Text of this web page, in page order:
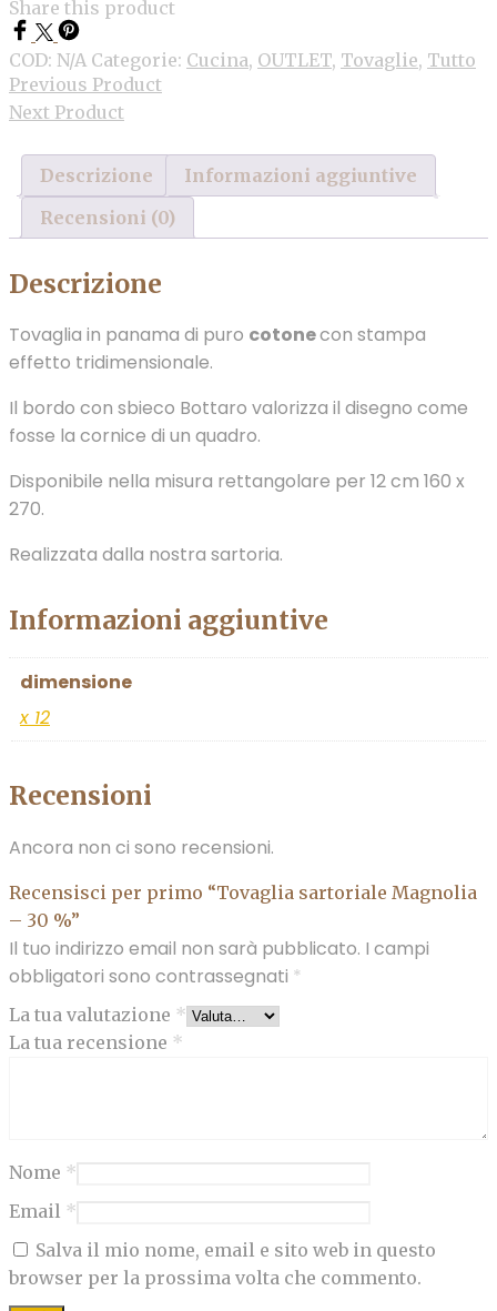
Share this product
COD: N/A Categorie: Cucina, OUTLET, Tovaglie, Tutto
Previous Product
Next Product
Descrizione
Informazioni aggiuntive
Recensioni (0)
Descrizione
Tovaglia in panama di puro cotonecon stampa
effetto tridimensionale.
Il bordo con sbieco Bottaro valorizza il disegno come
fosse la cornice di un quadro.
Disponibile nella misura rettangolare per 12 cm 160 x
270.
Realizzata dalla nostra sartoria.
Informazioni aggiuntive
dimensione
x 12
Recensioni
Ancora non ci sono recensioni.
Recensisci per primo “Tovaglia sartoriale Magnolia
– 30 %”
Il tuo indirizzo email non sarà pubblicato. I campi
obbligatori sono contrassegnati *
La tua valutazione *
La tua recensione *
Nome *
Email *
Salva il mio nome, email e sito web in questo
browser per la prossima volta che commento.